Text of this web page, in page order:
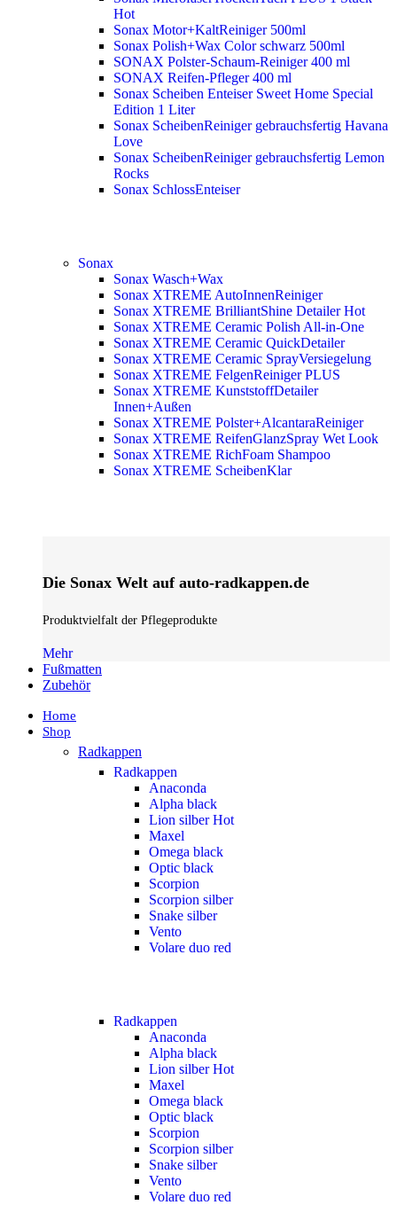
Hot
Sonax Motor+KaltReiniger 500ml
Sonax Polish+Wax Color schwarz 500ml
SONAX Polster-Schaum-Reiniger 400 ml
SONAX Reifen-Pfleger 400 ml
Sonax Scheiben Enteiser Sweet Home Special
Edition 1 Liter
Sonax ScheibenReiniger gebrauchsfertig Havana
Love
Sonax ScheibenReiniger gebrauchsfertig Lemon
Rocks
Sonax SchlossEnteiser
Sonax
Sonax Wasch+Wax
Sonax XTREME AutoInnenReiniger
Sonax XTREME BrilliantShine DetailerHot
Sonax XTREME Ceramic Polish All-in-One
Sonax XTREME Ceramic QuickDetailer
Sonax XTREME Ceramic SprayVersiegelung
Sonax XTREME FelgenReiniger PLUS
Sonax XTREME KunststoffDetailer
Innen+Außen
Sonax XTREME Polster+AlcantaraReiniger
Sonax XTREME ReifenGlanzSpray Wet Look
Sonax XTREME RichFoam Shampoo
Sonax XTREME ScheibenKlar
Die Sonax Welt auf auto-radkappen.de
Produktvielfalt der Pflegeprodukte
Mehr
Fußmatten
Zubehör
Home
Shop
Radkappen
Radkappen
Anaconda
Alpha black
Lion silberHot
Maxel
Omega black
Optic black
Scorpion
Scorpion silber
Snake silber
Vento
Volare duo red
Radkappen
Anaconda
Alpha black
Lion silberHot
Maxel
Omega black
Optic black
Scorpion
Scorpion silber
Snake silber
Vento
Volare duo red